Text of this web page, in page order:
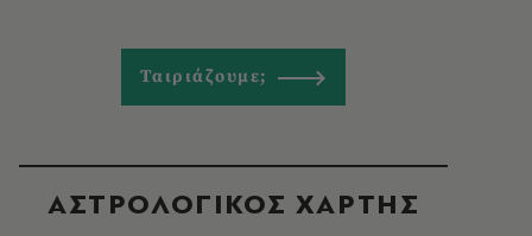
Ταιριάζουμε;
ΑΣΤΡΟΛΟΓΙΚΟΣ ΧΑΡΤΗΣ